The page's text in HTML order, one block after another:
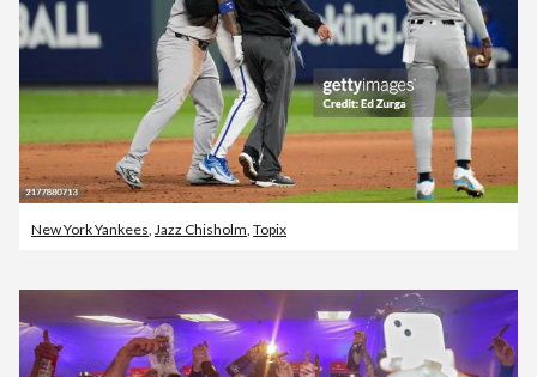
New York Yankees Jazz Chisholm Topix